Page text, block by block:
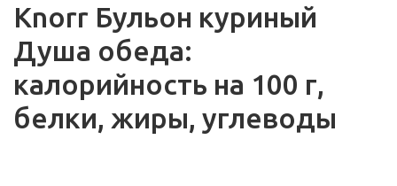
Knorr Бульон куриный
Душа обеда:
калорийность на 100 г,
белки, жиры, углеводы